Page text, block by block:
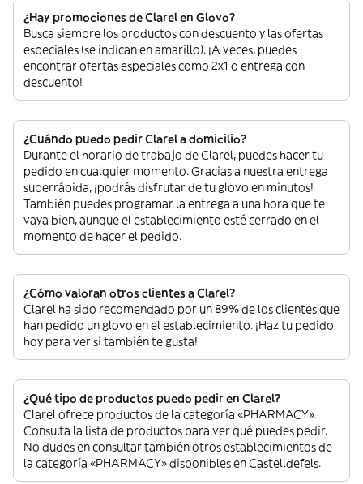
¿Hay promociones de Clarel en Glovo?
Busca siempre los productos con descuento y las ofertas
especiales (se indican en amarillo). ¡A veces, puedes
encontrar ofertas especiales como 2x1 o entrega con
descuento!
¿Cuándo puedo pedir Clarel a domicilio?
Durante el horario de trabajo de Clarel, puedes hacer tu
pedido en cualquier momento. Gracias a nuestra entrega
superrápida, ¡podrás disfrutar de tu glovo en minutos!
También puedes programar la entrega a una hora que te
vaya bien, aunque el establecimiento esté cerrado en el
momento de hacer el pedido.
¿Cómo valoran otros clientes a Clarel?
Clarel ha sido recomendado por un 89% de los clientes que
han pedido un glovo en el establecimiento. ¡Haz tu pedido
hoy para ver si también te gusta!
¿Qué tipo de productos puedo pedir en Clarel?
Clarel ofrece productos de la categoría «PHARMACY».
Consulta la lista de productos para ver qué puedes pedir.
No dudes en consultar también otros establecimientos de
la categoría «PHARMACY» disponibles en Castelldefels.